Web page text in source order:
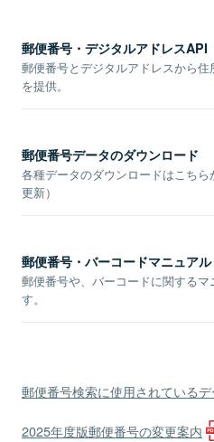
郵便番号・デジタルアドレスAPI
郵便番号とデジタルアドレスから
を提供。
郵便番号データのダウンロード
各種データのダウンロードはこちら
更新）
郵便番号・バーコードマニュアル
郵便番号や、バーコードに関するマ
す。
郵便番号検索に使用されている
2025年度版郵便番号の変更案内